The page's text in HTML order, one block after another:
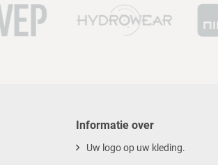
Informatie over
Uw logo op uw kleding.